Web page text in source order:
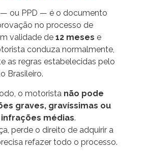
ou PPD — é o documento
no processo de
validade de 12 meses e
conduza normalmente,
as regras estabelecidas pelo
Brasileiro.
o motorista não pode
graves, gravíssimas ou
médias.
perde o direito de adquirir a
refazer todo o processo.